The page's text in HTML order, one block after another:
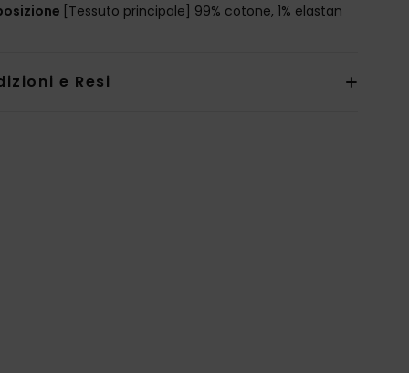
[Tessuto principale] 99% cotone, 1% elastan
e Resi